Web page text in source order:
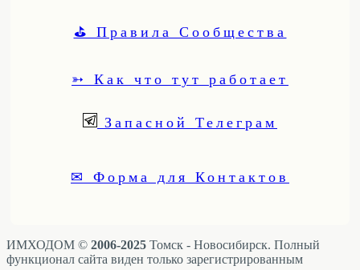
⛳ Правила Сообщества
➳ Как что тут работает
Запасной Телеграм
✉ Форма для Контактов
ИМХОДОМ © 2006-2025 Томск - Новосибирск. Полный
функционал сайта виден только зарегистрированным